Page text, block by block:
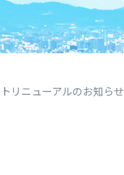
リニューアルのお知らせ